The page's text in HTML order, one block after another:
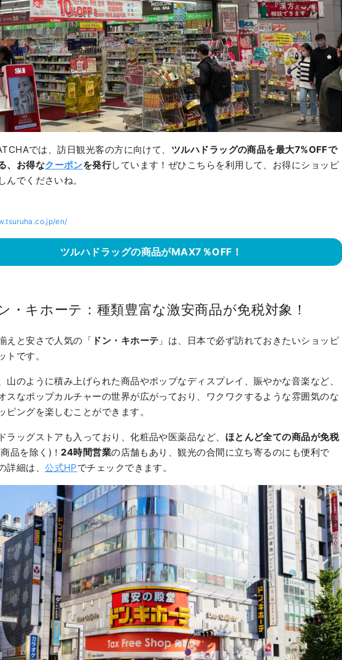
では、訪日観光客の方に向けて、 ツルハドラッグの商品を最大7%OFFで
、お得なクーポンを発行しています！ぜひこちらを利用して、お得にショッピ
んでくださいね。
en/
ツルハドラッグの商品がMAX7％OFF！
・キホーテ：種類豊富な激安商品が免税対象！
えと安さで人気の「 ドン・キホーテ 」は、日本で必ず訪れておきたいショッピ
トです。
山のように積み上げられた商品やポップなディスプレイ、賑やかな音楽など、
スなポップカルチャーの世界が広がっており、ワクワクするような雰囲気のな
ピングを楽しむことができます。
ラッグストアも入っており、化粧品や医薬品など、 ほとんど全ての商品が免税
品を除く)！24時間営業の店舗もあり、観光の合間に立ち寄るのにも便利で
詳細は、公式HPでチェックできます。